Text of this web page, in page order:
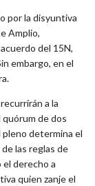
por la disyuntiva
Amplio,
del 15N,
embargo, en el
a la
de dos
determina el
las reglas de
el derecho a
quien zanje el